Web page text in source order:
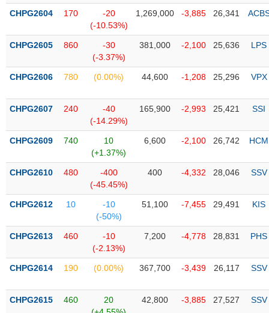
dõi
biệt
được
ký
Danh
ETF
phiếu
tiết
quan
dịch
chính
CHPG2604 170
-20
(-10.53%)
1,269,000 -3,885 26,341
CHPG2605 860
-30
(-3.37%)
381,000 -2,100 25,636 LPS
CHPG2606 780 (0.00%) 44,600 -1,208 25,296 VPX
CHPG2607 240
-40
(-14.29%)
165,900 -2,993 25,421 SSI
CHPG2609 740
10
(+1.37%)
6,600 -2,100 26,742 HCM
CHPG2610 480
-400
(-45.45%)
400 -4,332 28,046 SSV
CHPG2612 10
-10
(-50%)
51,100 -7,455 29,491 KIS
CHPG2613 460
-10
(-2.13%)
7,200 -4,778 28,831 PHS
CHPG2614 190 (0.00%) 367,700 -3,439 26,117 SSV
CHPG2615 460
20
42,800 -3,885 27,527 SSV
CÔNG
CỤ
TƯ
DỮ
LIỆU
MỚI
Ngành
(-)
VS-
SECTOR